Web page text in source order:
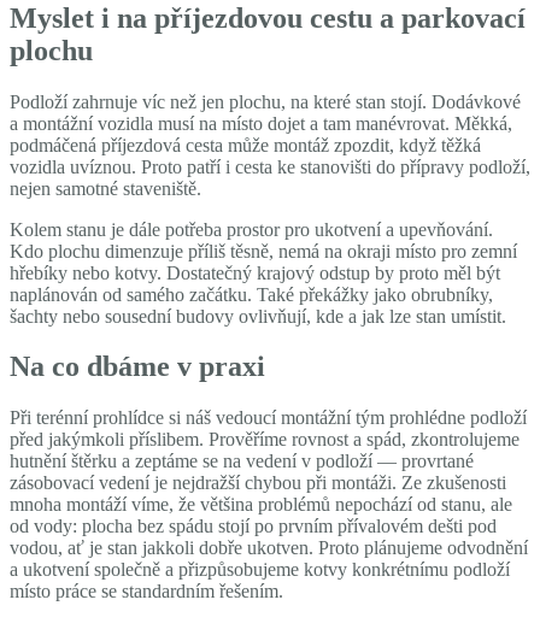
Myslet i na příjezdovou cestu a parkovací
plochu
Podloží zahrnuje víc než jen plochu, na které stan stojí. Dodávkové
a montážní vozidla musí na místo dojet a tam manévrovat. Měkká,
podmáčená příjezdová cesta může montáž zpozdit, když těžká
vozidla uvíznou. Proto patří i cesta ke stanovišti do přípravy podloží,
nejen samotné staveniště.
Kolem stanu je dále potřeba prostor pro ukotvení a upevňování.
Kdo plochu dimenzuje příliš těsně, nemá na okraji místo pro zemní
hřebíky nebo kotvy. Dostatečný krajový odstup by proto měl být
naplánován od samého začátku. Také překážky jako obrubníky,
šachty nebo sousední budovy ovlivňují, kde a jak lze stan umístit.
Na co dbáme v praxi
Při terénní prohlídce si náš vedoucí montážní tým prohlédne podloží
před jakýmkoli příslibem. Prověříme rovnost a spád, zkontrolujeme
hutnění štěrku a zeptáme se na vedení v podloží — provrtané
zásobovací vedení je nejdražší chybou při montáži. Ze zkušenosti
mnoha montáží víme, že většina problémů nepochází od stanu, ale
od vody: plocha bez spádu stojí po prvním přívalovém dešti pod
vodou, ať je stan jakkoli dobře ukotven. Proto plánujeme odvodnění
a ukotvení společně a přizpůsobujeme kotvy konkrétnímu podloží
místo práce se standardním řešením.